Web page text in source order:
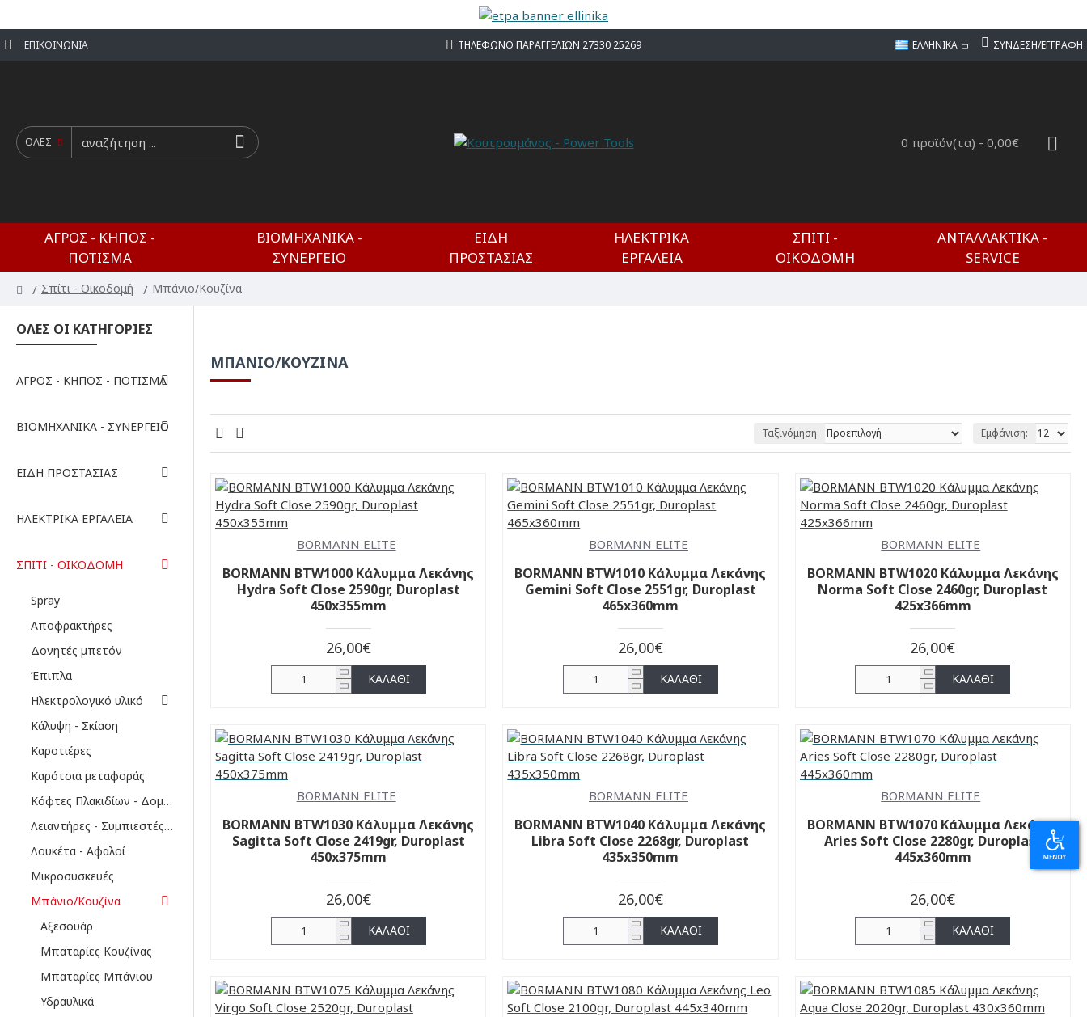
ΕΠΙΚΟΙΝΩΝΊΑ ΤΗΛΕΦΩΝΟ ΠΑΡΑΓΓΕΛΙΩΝ 27330 25269 ΕΛΛΗΝΙΚΆ ΣΎΝΔΕΣΗ/ΕΓΓΡΑΦΉ
ΟΛΕΣ 0 προϊόν(τα) - 0,00€
ΑΓΡΌΣ - ΚΉΠΟΣ -
ΠΌΤΙΣΜΑ
ΒΙΟΜΗΧΑΝΙΚΆ -
ΣΥΝΕΡΓΕΊΟ
ΕΊΔΗ
ΠΡΟΣΤΑΣΊΑΣ
ΗΛΕΚΤΡΙΚΆ
ΕΡΓΑΛΕΊΑ
ΣΠΊΤΙ -
ΟΙΚΟΔΟΜΉ
ΑΝΤΑΛΛΑΚΤΙΚΆ -
SERVICE
Σπίτι - Οικοδομή Μπάνιο/Κουζίνα
ΟΛΕΣ ΟΙ ΚΑΤΗΓΟΡΙΕΣ
ΑΓΡΌΣ - ΚΉΠΟΣ - ΠΌΤΙΣΜΑ
ΒΙΟΜΗΧΑΝΙΚΆ - ΣΥΝΕΡΓΕΊΟ
ΕΊΔΗ ΠΡΟΣΤΑΣΊΑΣ
ΗΛΕΚΤΡΙΚΆ ΕΡΓΑΛΕΊΑ
ΣΠΊΤΙ - ΟΙΚΟΔΟΜΉ
Spray
Αποφρακτήρες
Δονητές μπετόν
Έπιπλα
Ηλεκτρολογικό υλικό
Κάλυψη - Σκίαση
Καροτιέρες
Καρότσια μεταφοράς
Κόφτες Πλακιδίων - Δομικών υλικών
Λειαντήρες - Συμπιεστές δαπέδων
Λουκέτα - Αφαλοί
Μικροσυσκευές
Μπάνιο/Κουζίνα
Αξεσουάρ
Μπαταρίες Κουζίνας
Μπαταρίες Μπάνιου
Υδραυλικά
ΜΠΆΝΙΟ/ΚΟΥΖΊΝΑ
Ταξινόμηση Εμφάνιση:
BORMANN ELITE
BORMANN BTW1000 Κάλυμμα Λεκάνης
Hydra Soft Close 2590gr, Duroplast
450x355mm
26,00€
ΚΑΛΆΘΙ
BORMANN ELITE
BORMANN BTW1010 Κάλυμμα Λεκάνης
Gemini Soft Close 2551gr, Duroplast
465x360mm
26,00€
ΚΑΛΆΘΙ
BORMANN ELITE
BORMANN BTW1020 Κάλυμμα Λεκάνης
Norma Soft Close 2460gr, Duroplast
425x366mm
26,00€
ΚΑΛΆΘΙ
BORMANN ELITE
BORMANN BTW1030 Κάλυμμα Λεκάνης
Sagitta Soft Close 2419gr, Duroplast
450x375mm
26,00€
ΚΑΛΆΘΙ
BORMANN ELITE
BORMANN BTW1040 Κάλυμμα Λεκάνης
Libra Soft Close 2268gr, Duroplast
435x350mm
26,00€
ΚΑΛΆΘΙ
BORMANN ELITE
BORMANN BTW1070 Κάλυμμα Λεκάνης
Aries Soft Close 2280gr, Duroplast
445x360mm
26,00€
ΚΑΛΆΘΙ